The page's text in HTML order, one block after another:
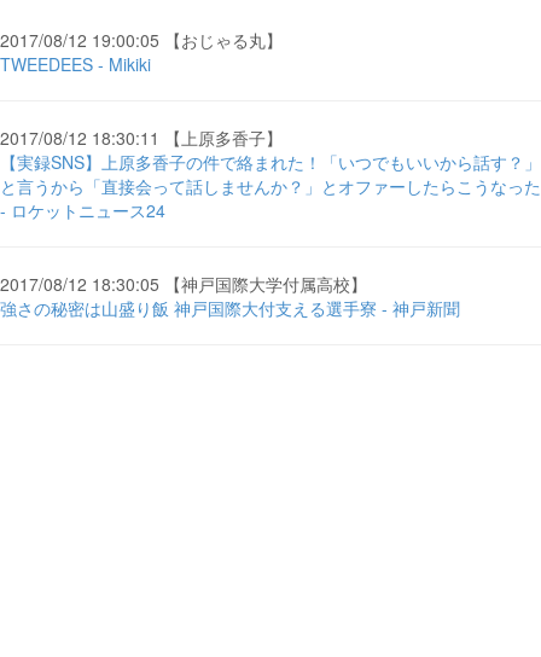
2017/08/12 19:00:05 【おじゃる丸】
TWEEDEES - Mikiki
2017/08/12 18:30:11 【上原多香子】
【実録SNS】上原多香子の件で絡まれた！「いつでもいいから話す？」
と言うから「直接会って話しませんか？」とオファーしたらこうなった
- ロケットニュース24
2017/08/12 18:30:05 【神戸国際大学付属高校】
強さの秘密は山盛り飯 神戸国際大付支える選手寮 - 神戸新聞